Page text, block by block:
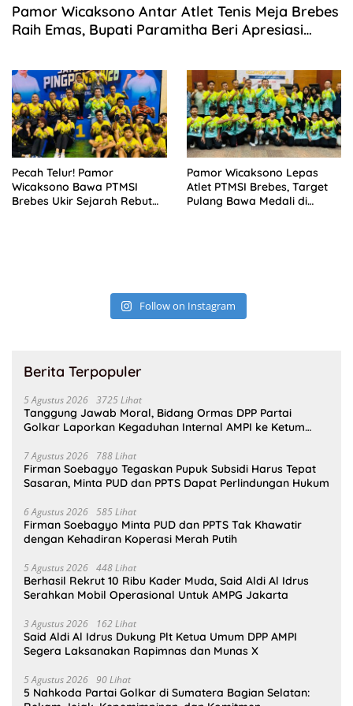
Pamor Wicaksono Antar Atlet Tenis Meja Brebes
Raih Emas, Bupati Paramitha Beri Apresiasi
Pecah Telur! Pamor
Wicaksono Bawa PTMSI
Brebes Ukir Sejarah Rebut
Pamor Wicaksono Lepas
Atlet PTMSI Brebes, Target
Pulang Bawa Medali di
Follow on Instagram
Berita Terpopuler
5 Agustus 2026 3725 Lihat
Tanggung Jawab Moral, Bidang Ormas DPP Partai
Golkar Laporkan Kegaduhan Internal AMPI ke Ketum
7 Agustus 2026 788 Lihat
Firman Soebagyo Tegaskan Pupuk Subsidi Harus Tepat
Sasaran, Minta PUD dan PPTS Dapat Perlindungan Hukum
6 Agustus 2026 585 Lihat
Firman Soebagyo Minta PUD dan PPTS Tak Khawatir
dengan Kehadiran Koperasi Merah Putih
5 Agustus 2026 448 Lihat
Berhasil Rekrut 10 Ribu Kader Muda, Said Aldi Al Idrus
Serahkan Mobil Operasional Untuk AMPG Jakarta
3 Agustus 2026 162 Lihat
Said Aldi Al Idrus Dukung Plt Ketua Umum DPP AMPI
Segera Laksanakan Rapimnas dan Munas X
5 Agustus 2026 90 Lihat
5 Nahkoda Partai Golkar di Sumatera Bagian Selatan: